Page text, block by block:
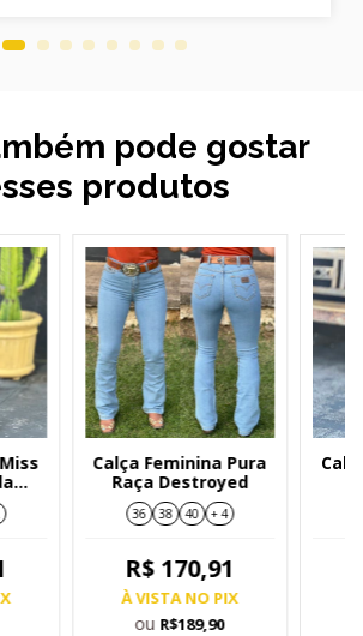
pode gostar
produtos
Calça Feminina Pura
Raça Destroyed
36 38 40 + 4
R$ 170,91
À VISTA NO PIX
ou R$189,90